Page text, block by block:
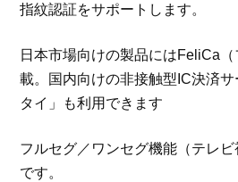
指紋認証をサポートします。
日本市場向けの製品にはFeliCa
載。国内向けの非接触型IC決済
タイ」も利用できます
フルセグ／ワンセグ機能（テレ
です。